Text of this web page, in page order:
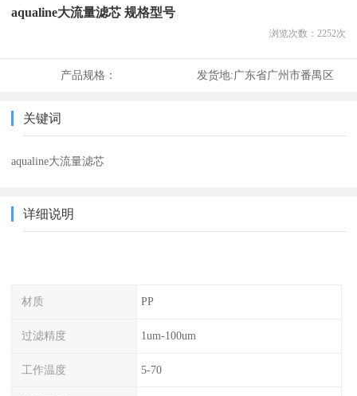
aqualine大流量滤芯 规格型号
浏览次数： 2252次
产品规格： 发货地:广东省广州市番禺区
关键词
aqualine大流量滤芯
详细说明
材质 PP
过滤精度 1um-100um
工作温度 5-70